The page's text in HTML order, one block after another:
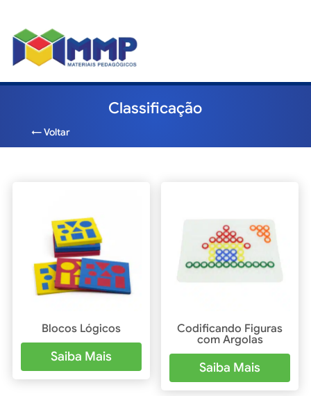
Classificação
← Voltar
Blocos Lógicos
Saiba Mais
Codificando Figuras
com Argolas
Saiba Mais